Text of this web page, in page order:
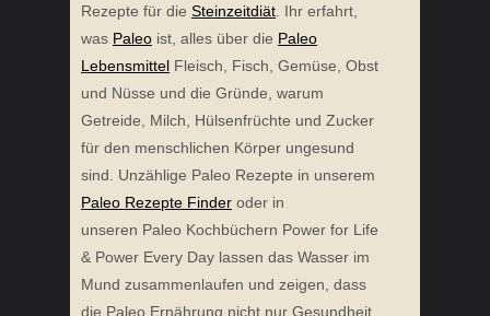
Rezepte für die Steinzeitdiät . Ihr erfahrt,
was Paleo ist, alles über die Paleo
Lebensmittel Fleisch, Fisch, Gemüse, Obst
und Nüsse und die Gründe, warum
Getreide, Milch, Hülsenfrüchte und Zucker
für den menschlichen Körper ungesund
sind. Unzählige Paleo Rezepte in unserem
Paleo Rezepte Finder oder in
unseren Paleo Kochbüchern Power for Life
& Power Every Day lassen das Wasser im
Mund zusammenlaufen und zeigen, dass
die Paleo Ernährung nicht nur Gesundheit